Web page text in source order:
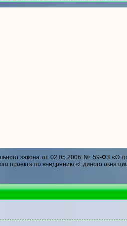
закона от 02.05.2006 № 59-ФЗ «О
проекта по внедрению «Единого окна